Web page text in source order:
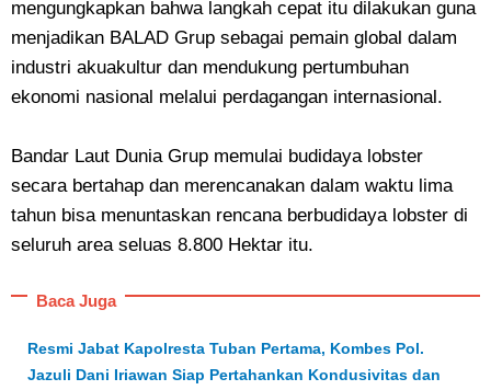
mengungkapkan bahwa langkah cepat itu dilakukan guna
menjadikan BALAD Grup sebagai pemain global dalam
industri akuakultur dan mendukung pertumbuhan
ekonomi nasional melalui perdagangan internasional.
Bandar Laut Dunia Grup memulai budidaya lobster
secara bertahap dan merencanakan dalam waktu lima
tahun bisa menuntaskan rencana berbudidaya lobster di
seluruh area seluas 8.800 Hektar itu.
Baca Juga
Resmi Jabat Kapolresta Tuban Pertama, Kombes Pol.
Jazuli Dani Iriawan Siap Pertahankan Kondusivitas dan